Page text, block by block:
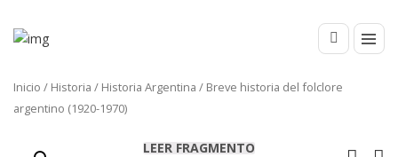
Inicio / Historia / Historia Argentina / Breve historia del folclore
argentino (1920-1970)
LEER FRAGMENTO